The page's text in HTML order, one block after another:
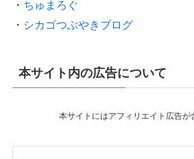
・ ちゅまろぐ
・ シカゴつぶやきブログ
本サイト内の広告について
本サイトにはアフィリエイト広告が